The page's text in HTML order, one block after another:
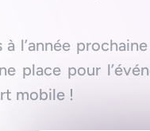
à l’année
place pour
mobile !